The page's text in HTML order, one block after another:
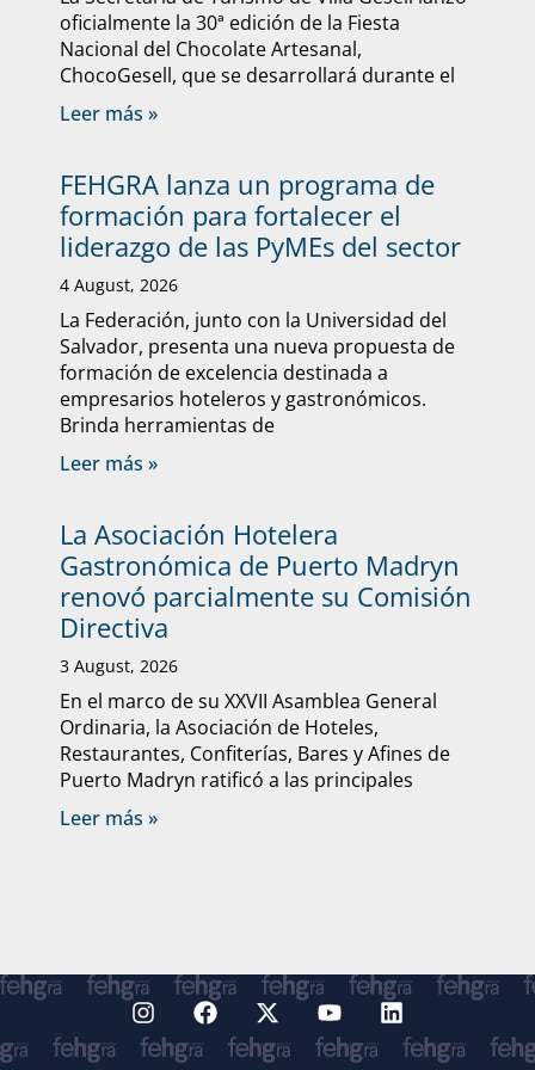
oficialmente la 30ª edición de la Fiesta
Nacional del Chocolate Artesanal,
ChocoGesell, que se desarrollará durante el
Leer más »
FEHGRA lanza un programa de
formación para fortalecer el
liderazgo de las PyMEs del sector
4 August, 2026
La Federación, junto con la Universidad del
Salvador, presenta una nueva propuesta de
formación de excelencia destinada a
empresarios hoteleros y gastronómicos.
Brinda herramientas de
Leer más »
La Asociación Hotelera
Gastronómica de Puerto Madryn
renovó parcialmente su Comisión
Directiva
3 August, 2026
En el marco de su XXVII Asamblea General
Ordinaria, la Asociación de Hoteles,
Restaurantes, Confiterías, Bares y Afines de
Puerto Madryn ratificó a las principales
Leer más »